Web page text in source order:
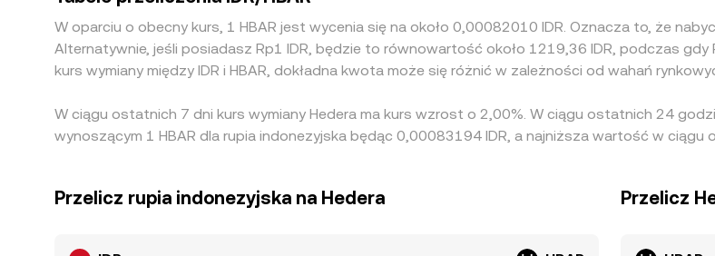
W oparciu o obecny kurs, 1 HBAR jest wycenia się na około 0,00082010 IDR. Oznacza to, że
Alternatywnie, jeśli posiadasz Rp1 IDR, będzie to równowartość około 1219,36 IDR, podczas gdy
kurs wymiany między IDR i HBAR, dokładna kwota może się różnić w zależności od wahań
W ciągu ostatnich 7 dni kurs wymiany Hedera ma kurs wzrost o 2,00%. W ciągu ostatnich 24
wynoszącym 1 HBAR dla rupia indonezyjska będąc 0,00083194 IDR, a najniższa wartość w
Przelicz rupia indonezyjska na Hedera Przelicz